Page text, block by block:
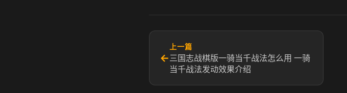
←
上一篇
三国志战棋版一骑当千战法怎么用 一骑
当千战法发动效果介绍